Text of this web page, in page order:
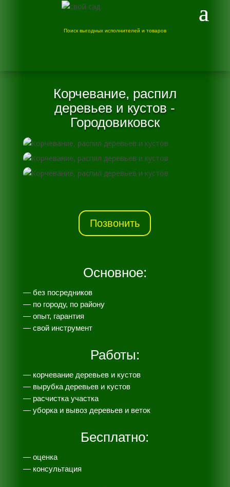
Поиск выгодных исполнителей и товаров
Корчевание, распил
деревьев и кустов -
Городовиковск
Позвонить
Основное:
— без посредников
— по городу, по району
— опыт, гарантия
— свой инструмент
Работы:
— корчевание деревьев и кустов
— вырубка деревьев и кустов
— расчистка участка
— уборка и вывоз деревьев и веток
Бесплатно:
— оценка
— консультация